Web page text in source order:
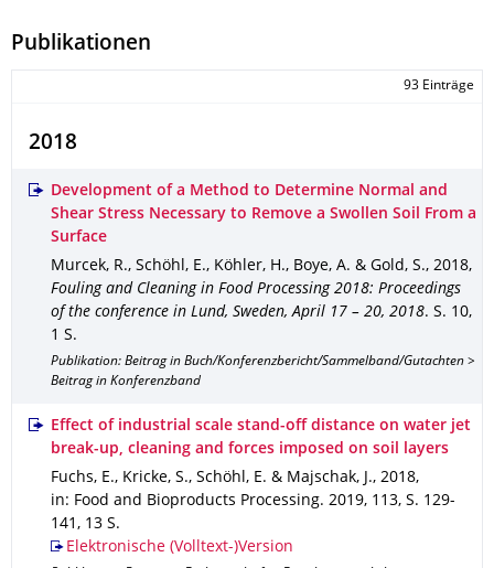
Publikationen
93 Einträge
2018
Development of a Method to Determine Normal and
Shear Stress Necessary to Remove a Swollen Soil From a
Surface
Murcek, R., Schöhl, E., Köhler, H., Boye, A. & Gold, S., 2018,
Fouling and Cleaning in Food Processing 2018: Proceedings
of the conference in Lund, Sweden, April 17 – 20, 2018. S. 10,
1 S.
Publikation: Beitrag in Buch/Konferenzbericht/Sammelband/Gutachten >
Beitrag in Konferenzband
Effect of industrial scale stand-off distance on water jet
break-up, cleaning and forces imposed on soil layers
Fuchs, E., Kricke, S., Schöhl, E. & Majschak, J., 2018,
in: Food and Bioproducts Processing. 2019, 113, S. 129-
141 , 13 S.
Elektronische (Volltext-)Version